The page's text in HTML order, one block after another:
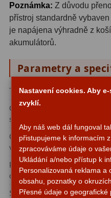
Profesionální 9
Čidla2
Lupy69
Astronomická literatura
Poznámka: Z důvodu
přístroj standardně
je napájena výhradně z
akumulátorů.
Parametry a
Typ dalekohledu:
Refraktor
Optická
schémata:
Ohnisková
vzdálenost:
500 mm
Průměr
objektivu:
102 mm (4″)
Světelnost:
f/5
Nastavení cookies. Aby
zvyklí.
Aby náš web dál fungoval
přistupujeme k informacím
zpracováváme údaje o
Ukládání a/nebo přístup k
Personalizovaná reklama a
obsahu, poznatky o
Přesné údaje o